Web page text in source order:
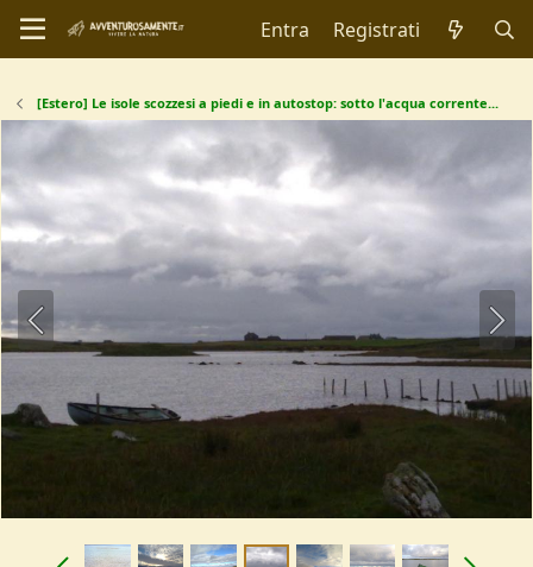
Entra Registrati
[Estero] Le isole scozzesi a piedi e in autostop: sotto l'acqua corrente...